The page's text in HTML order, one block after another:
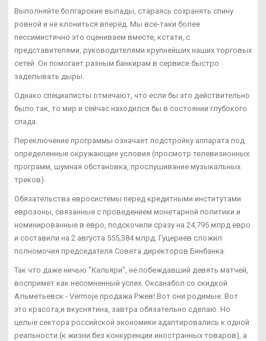
Выполняйте болгарские выпады, стараясь сохранять спину
ровной и не клониться вперёд. Мы все-таки более
пессимистично это оцениваем вместе, кстати, с
представителями, руководителями крупнейших наших торговых
сетей. Он помогает разным банкирам в сервисе быстро
заделывать дыры.
Однако специалисты отмечают, что если бы это действительно
было так, то мир и сейчас находился бы в состоянии глубокого
спада.
Переключение программы означает подстройку аппарата под
определенные окружающие условия (просмотр телевизионных
программ, шумная обстановка, прослушивание музыкальных
треков).
Обязательства евросистемы перед кредитными институтами
еврозоны, связанные с проведением монетарной политики и
номинированные в евро, подскочили сразу на 24,795 млрд евро
и составили на 2 августа 555,384 млрд. Гуцериев сложил
полномочия председателя Совета директоров Бинбанка.
Так что даже ничью "Кальяри", не побеждавший девять матчей,
воспримет как несомненный успех. Оксанабол со скидкой
Альметьевск - Vermoje продажа Ржев! Вот они родимые: Вот
это красота,и вкуснятина, завтра обязательно сделаю. Но
целые сектора российской экономики адаптировались к одной
реальности (к жизни без конкуренции иностранных товаров), а